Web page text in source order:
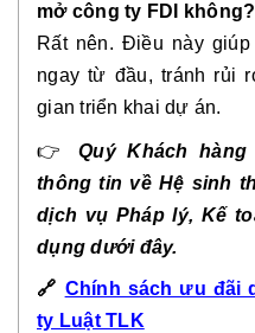
mở công ty FDI không?
Rất nên. Điều này
ngay từ đầu, tránh rủi
gian triển khai dự án.
👉
Quý Khách
thông tin về Hệ sinh
dịch vụ Pháp lý, Kế
dụng dưới đây.
🔗 Chính sách ưu đãi
ty Luật TLK